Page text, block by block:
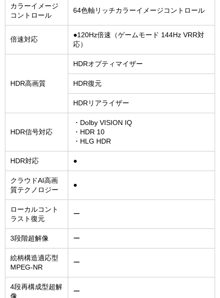
カラーイメージ
コントロール
64色軸リッチカラーイメージコントロール
倍速対応
●120Hz倍速（ゲームモード 144Hz VRR対
応）
HDR高画質
HDRオプティマイザー
HDR復元
HDRリアライザー
HDR信号対応
・Dolby VISION IQ
・HDR 10
・HLG HDR
HDR対応 ●
クラウドAI高画
質テクノロジー
●
ローカルコント
ラスト復元
ー
3段階超解像 ー
絵柄構造適応型
MPEG-NR
ー
4段再構成型超解
像
ー